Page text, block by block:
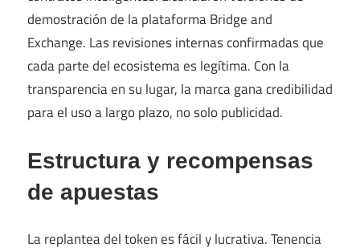
demostración de la plataforma Bridge and
Exchange. Las revisiones internas confirmadas que
cada parte del ecosistema es legítima. Con la
transparencia en su lugar, la marca gana credibilidad
para el uso a largo plazo, no solo publicidad.
Estructura y recompensas
de apuestas
La replantea del token es fácil y lucrativa. Tenencia